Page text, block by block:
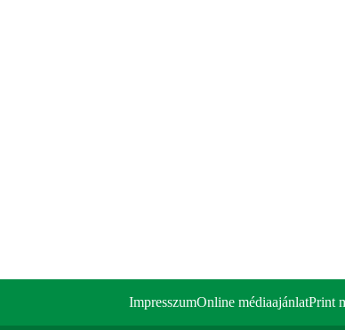
ImpresszumOnline médiaajánlatPrint